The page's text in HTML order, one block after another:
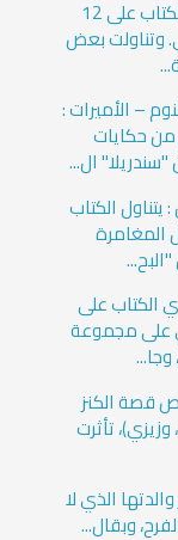
5 دقائق مع حكايات الأبطال : يحتوي الكتاب على 12
بعض
– الأميرات :
حكايات
"سندريلا" ال...
يتناول الكتاب
الكتاب على
قصة تحتوي على مجموعة
قصة الكنز
تأثرت
الذي لا
وبقال...